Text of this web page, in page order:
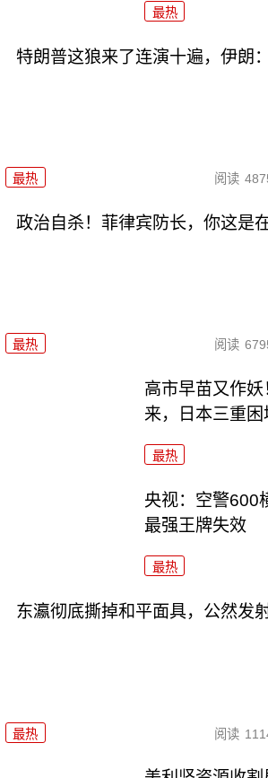
最热
特朗普这狼来了连演十遍，伊朗
最热 阅读
政治自杀！菲律宾防长，你这是
最热 阅读
高市早苗又作
来，日本三重困
最热
央视：空警600
最强王牌失效
最热
东瀛彻底撕掉和平面具，公然发
最热 阅读